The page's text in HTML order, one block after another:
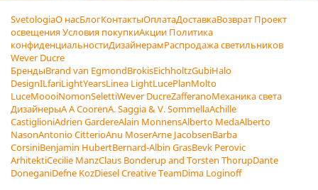
SvetologiaО насБлогКонтактыОплатаДоставкаВозврат Проект
освещенияУсловия покупкиАкции Политика
конфиденциальностиДизайнерамРаспродажа светильников
Wever Ducre
БрендыBrand van EgmondBrokisEichholtzGubiHalo
DesignILfariLightYearsLinea LightLucePlanMolto
LuceMoooiNomonSelettiWever DucreZafferanoМеханика света
ДизайнерыA A CoorenA. Saggia & V. SommellaAchille
CastiglioniAdrien GardereAlain MonnensAlberto MedaAlberto
NasonAntonio CitterioAnu MoserArne JacobsenBarba
CorsiniBenjamin HubertBernard-Albin GrasBevk Perovic
ArhitektiCecilie ManzClaus Bonderup and Torsten ThorupDante
DoneganiDefne KozDiesel Creative TeamDima Loginoff